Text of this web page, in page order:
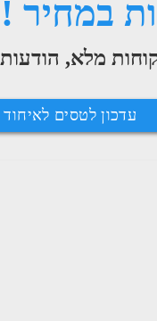
במחיר
מלא,
עדכון לטסים